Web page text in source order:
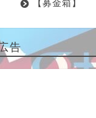
【募金箱】
告